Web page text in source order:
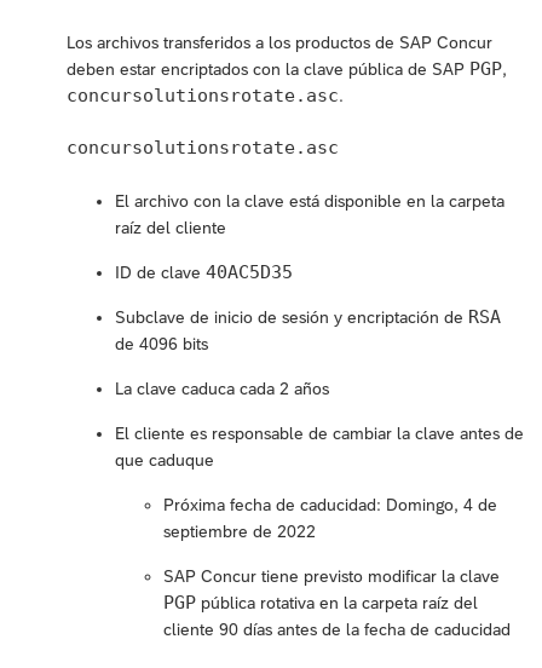
Los archivos transferidos a los productos de SAP Concur
deben estar encriptados con la clave pública de SAP PGP,
concursolutionsrotate.asc.
concursolutionsrotate.asc
El archivo con la clave está disponible en la carpeta
raíz del cliente
ID de clave 40AC5D35
Subclave de inicio de sesión y encriptación de RSA
de 4096 bits
La clave caduca cada 2 años
El cliente es responsable de cambiar la clave antes de
que caduque
Próxima fecha de caducidad: Domingo, 4 de
septiembre de 2022
SAP Concur tiene previsto modificar la clave
PGP pública rotativa en la carpeta raíz del
cliente 90 días antes de la fecha de caducidad